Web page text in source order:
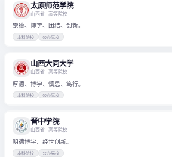
太原师范学院
山西省· 高等院校
崇德、博学、团结、创新。
本科院校 公办高校
山西大同大学
山西省· 高等院校
厚德、博学、慎思、笃行。
本科院校 公办高校
晋中学院
山西省· 高等院校
明德博学、经世创新。
本科院校 公办高校